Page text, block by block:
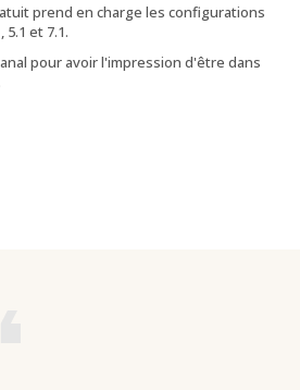
prend en charge les configurations
et 7.1.
pour avoir l'impression d'être dans